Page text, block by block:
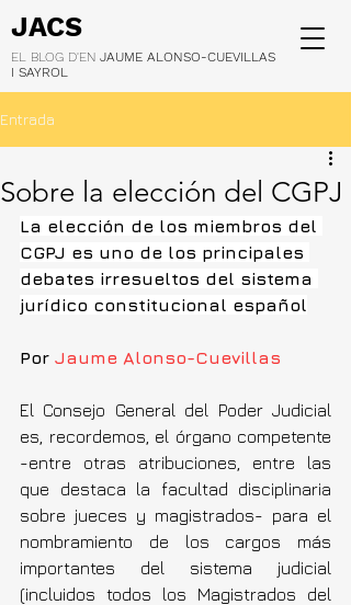
JACS
EL BLOG D'EN JAUME ALONSO-CUEVILLAS
I SAYROL
Entrada
Sobre la elección del CGPJ
La elección de los miembros del
CGPJ es uno de los principales
debates irresueltos del sistema
jurídico constitucional español
Por Jaume Alonso-Cuevillas
El Consejo General del Poder Judicial
es, recordemos, el órgano competente
-entre otras atribuciones, entre las
que destaca la facultad disciplinaria
sobre jueces y magistrados- para el
nombramiento de los cargos más
importantes del sistema judicial
(incluidos todos los Magistrados del